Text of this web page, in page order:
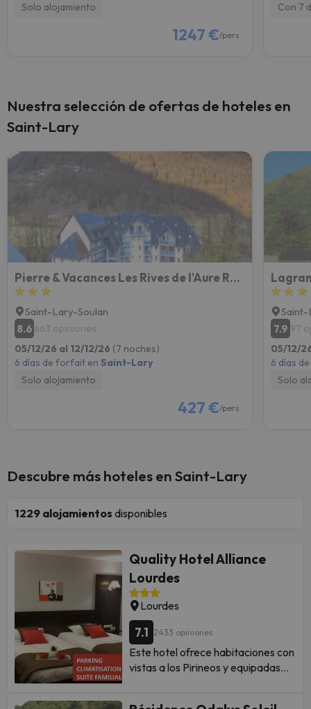
Solo alojamiento
1247 €/pers.
Con 7
Nuestra selección de ofertas de hoteles en
Saint-Lary
Pierre & Vacances Les Rives de l'Aure Résidence
Saint-Lary-Soulan
8.6 663 opiniones
05/12/26 al 12/12/26 (7 noches)
6 días de forfait en Saint-Lary
Solo alojamiento
427 €/pers.
7.9 97
05/12/
6 días
Solo
Descubre más hoteles en Saint-Lary
1229 alojamientos disponibles
Quality Hotel Alliance
Lourdes
Lourdes
7.1 2433 opiniones
Este hotel ofrece habitaciones con
vistas a los Pirineos y equipadas